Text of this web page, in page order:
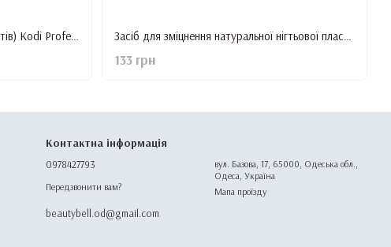
Знежирювач (дегідратор для нігтів) Kodi Professional, 35 мл
133 грн
Контактна інформація
0978427793
Передзвонити вам?
beautybell.od@gmail.com
вул. Базова, 17, 65000, Одеська обл.,
Одеса, Україна
Мапа проїзду